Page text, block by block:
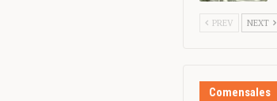
PREV NEXT
Comensales